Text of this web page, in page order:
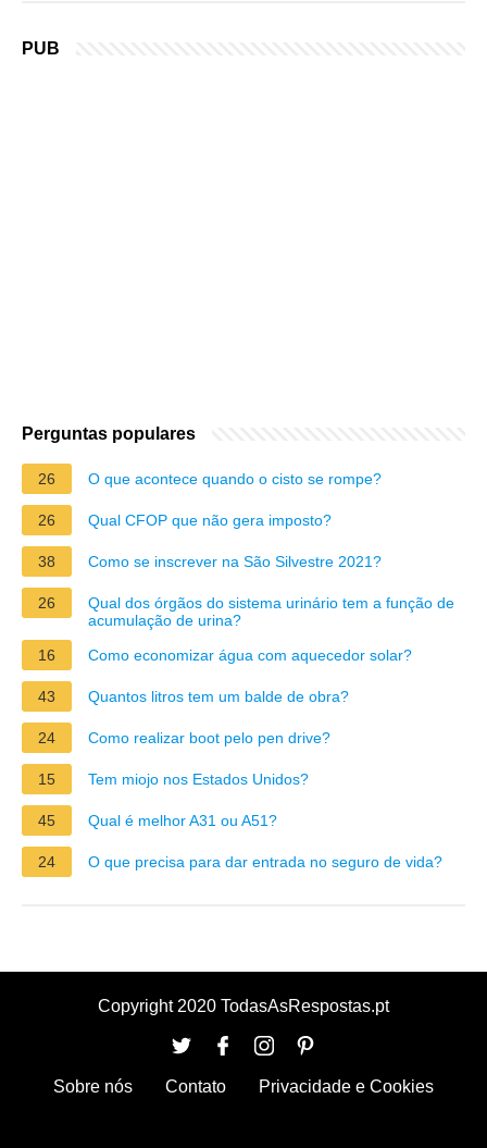
PUB
Perguntas populares
26 O que acontece quando o cisto se rompe?
26 Qual CFOP que não gera imposto?
38 Como se inscrever na São Silvestre 2021?
26
Qual dos órgãos do sistema urinário tem a função de
acumulação de urina?
16
Como economizar água com aquecedor solar?
43 Quantos litros tem um balde de obra?
24 Como realizar boot pelo pen drive?
15 Tem miojo nos Estados Unidos?
45 Qual é melhor A31 ou A51?
24 O que precisa para dar entrada no seguro de vida?
Copyright 2020 TodasAsRespostas.pt
Sobre nós Contato Privacidade e Cookies